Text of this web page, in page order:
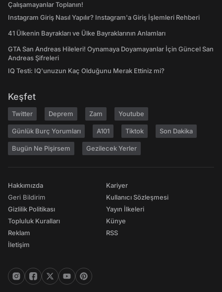
Çalışamayanlar Toplanın!
Instagram Giriş Nasıl Yapılır? Instagram'a Giriş İşlemleri Rehberi
41 Ülkenin Bayrakları ve Ülke Bayraklarının Anlamları
GTA San Andreas Hileleri! Oynamaya Doyamayanlar İçin Güncel San
Andreas Şifreleri
IQ Testi: IQ'unuzun Kaç Olduğunu Merak Ettiniz mi?
Keşfet
Twitter Deprem Zam Youtube
Günlük Burç Yorumları A101 Tiktok Son Dakika
Bugün Ne Pişirsem Gezilecek Yerler
Hakkımızda
Geri Bildirim
Gizlilik Politikası
Topluluk Kuralları
Reklam
İletişim
Kariyer
Kullanıcı Sözleşmesi
Yayın İlkeleri
Künye
RSS